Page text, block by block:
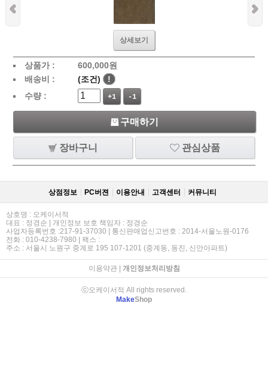
상세보기
상품가 : 600,000원
배송비 :
(조건)
!
수량 :
+1 -1
구매하기
장바구니 관심상품
상점정보 PC버젼 이용안내 고객센터 커뮤니티
상호명 : 오케이서적
대표 : 정경순 | 개인정보 보호 책임자 : 정경순
사업자등록번호 :217-91-37030 | 통신판매업신고번호 : 2014-서울노원-0176
전화 : 010-4238-7980 | 팩스 :
주소 : 서울시 노원구 중계로 195 107-1201 (중계동, 동진, 신안아파트)
이용약관| 개인정보처리방침
ⓒ오케이서적 All rights reserved.
MakeShop